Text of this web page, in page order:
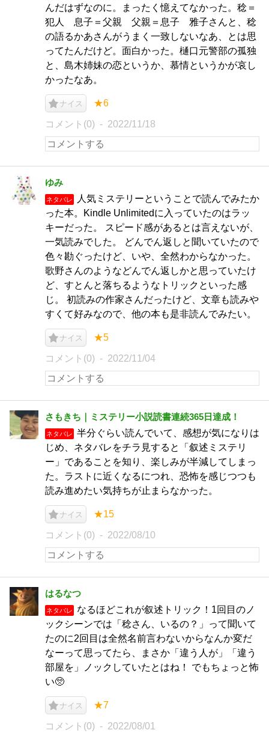
んだはずなのに。まったく憶えてなかった。稔＝
犯人 息子＝父親 父親＝息子 雅子さんと、稔
の語るかあさんがうまく一致しないなあ、とは思
ってたんだけど。面白かった。樋口元警部の孤独
と、島木姉妹の恋というか、慕情というかが哀し
かったなあ。
ナイス ★6
コメント(0) 2022/11/18
ゆみ
ネタバレ
人気ミステリーということで読んでみたか
った本。Kindle Unlimitedに入っていたのはラッ
キーだった。 スピード感があるとは言えないが、
一気読みでした。 どんでん返しと聞いていたので
色々勘ぐったけど、いや、全然わからなかった。
歌野さんのようなどんでん返しかと思っていたけ
ど、すとんと落ちるようなトリックといった感
じ。 初読みの作家さんだったけど、文章も読みや
すくて好みなので、他の本も是非読んでみたい。
ナイス ★5
コメント(0) 2022/11/04
さもきち｜ミステリー小説読書連続365日達成！
ネタバレ
半分ぐらい読んでいて、感想が気になりは
じめ、ネタバレをチラ見すると「叙述ミステリ
ー」であることを知り、楽しみが半減してしまっ
た。ラストに近くなるにつれ、恐怖を感じつつも
読み進めたい気持ちが止まらなかった。
ナイス ★15
コメント(0) 2022/08/10
はるなつ
ネタバレ
なるほどこれが叙述トリック！1回目のノ
ックシーンでは「稔さん、いるの？」って聞いて
たのに2回目は全然名前言わないからなんか変だ
なーって思ってたら、まさか「違う人が」「違う
部屋を」ノックしていたとはね！ でもちょっと怖
い🥺
ナイス ★7
コメント(0) 2022/08/01